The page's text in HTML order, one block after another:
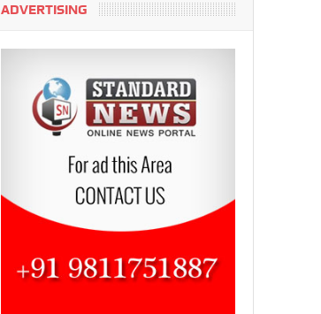
ADVERTISING